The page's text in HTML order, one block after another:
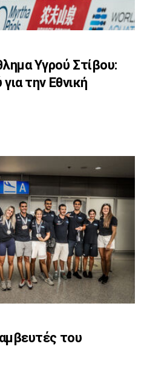
Σίτι
Γιουβέντους
Μίλαν Μπάγερν
Σεν
Μαρσέιγ
Τότεναμ
Υγρού Στίβου:
την Εθνική
του